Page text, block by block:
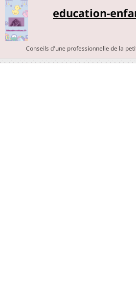
education-
Conseils d'une professionnelle de la